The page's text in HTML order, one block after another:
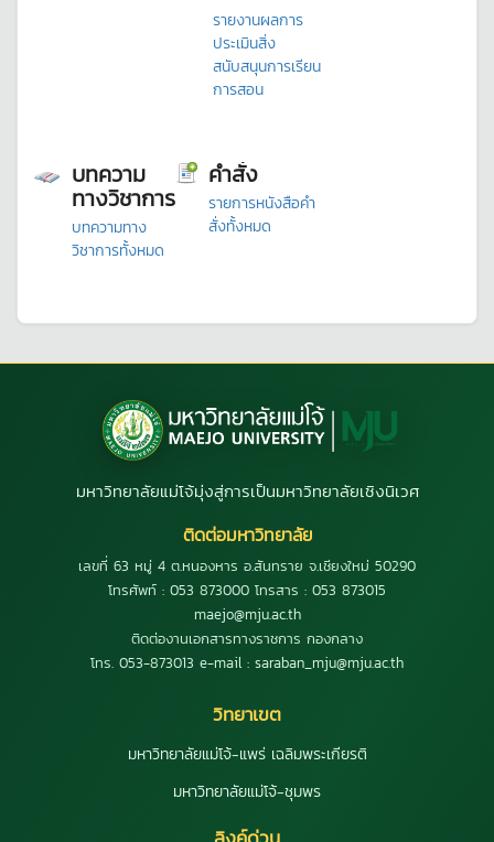
รายงานผลการ
ประเมินสิ่ง
สนับสนุนการเรียน
การสอน
บทความ
ทางวิชาการ
บทความทาง
วิชาการทั้งหมด
คำสั่ง
รายการหนังสือคำ
สั่งทั้งหมด
มหาวิทยาลัยแม่โจ้มุ่งสู่การเป็นมหาวิทยาลัยเชิงนิเวศ
ติดต่อมหาวิทยาลัย
เลขที่ 63 หมู่ 4 ต.หนองหาร อ.สันทราย จ.เชียงใหม่ 50290
โทรศัพท์ : 053 873000 โทรสาร : 053 873015
maejo@mju.ac.th
ติดต่องานเอกสารทางราชการ กองกลาง
โทร. 053-873013 e-mail : saraban_mju@mju.ac.th
วิทยาเขต
มหาวิทยาลัยแม่โจ้-แพร่ เฉลิมพระเกียรติ
มหาวิทยาลัยแม่โจ้-ชุมพร